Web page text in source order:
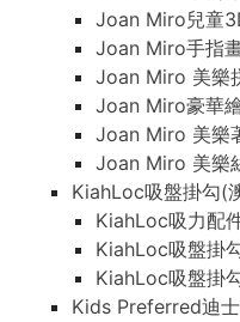
Joan Miro兒童
Joan Miro手指
Joan Miro 美樂
Joan Miro豪華
Joan Miro 美樂
Joan Miro 美樂
KiahLoc吸盤掛勾(
KiahLoc吸力配
KiahLoc吸盤掛
KiahLoc吸盤掛
Kids Preferred迪